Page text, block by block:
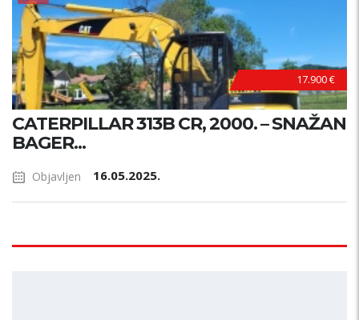
17.900 €
CATERPILLAR 313B CR, 2000. – SNAŽAN
BAGER...
Objavljen 16.05.2025.